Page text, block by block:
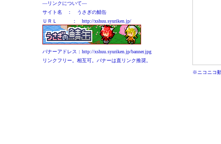
―リンクについて―
サイト名 ： うさぎの鯖缶
ＵＲＬ ： http://xshuu.syuriken.jp/
バナーアドレス：http://xshuu.syuriken.jp/banner.jpg
リンクフリー。相互可。バナーは直リンク推奨。
※ニコニコ